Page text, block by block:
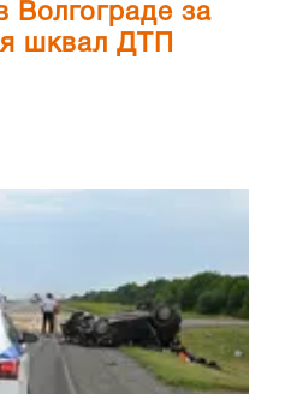
Волгограде за
шквал ДТП